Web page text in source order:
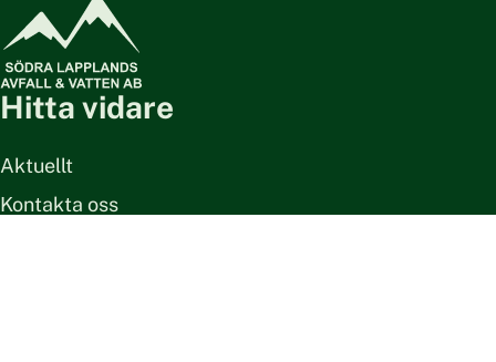
Hitta vidare
Aktuellt
Kontakta oss